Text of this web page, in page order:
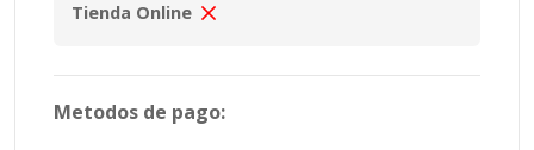
Tienda Online
Metodos de pago: